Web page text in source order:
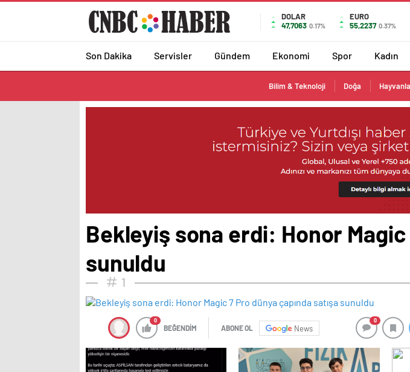
DOLAR
47,7063 0.17%
EURO
55,2237 0.37%
Son Dakika Servisler Gündem Ekonomi Spor Kadın
Bilim & Teknoloji Doğa
Bekleyiş sona erdi: Honor Magic
sunuldu
1
0
BEĞENDİM ABONE OL News
0